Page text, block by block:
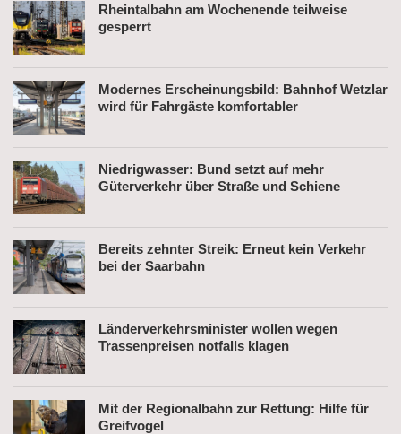
Rheintalbahn am Wochenende teilweise
gesperrt
Modernes Erscheinungsbild: Bahnhof Wetzlar
wird für Fahrgäste komfortabler
Niedrigwasser: Bund setzt auf mehr
Güterverkehr über Straße und Schiene
Bereits zehnter Streik: Erneut kein Verkehr
bei der Saarbahn
Länderverkehrsminister wollen wegen
Trassenpreisen notfalls klagen
Mit der Regionalbahn zur Rettung: Hilfe für
Greifvogel